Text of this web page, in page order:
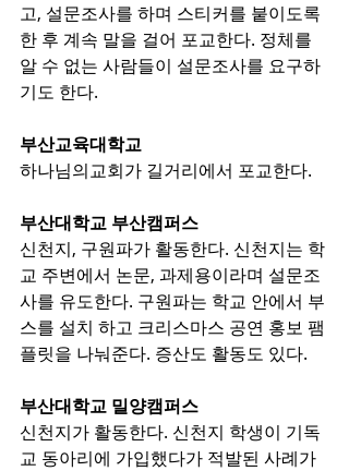
고, 설문조사를 하며 스티커를 붙이도록
한 후 계속 말을 걸어 포교한다. 정체를
알 수 없는 사람들이 설문조사를 요구하
기도 한다.
부산교육대학교
하나님의교회가 길거리에서 포교한다.
부산대학교 부산캠퍼스
신천지, 구원파가 활동한다. 신천지는 학
교 주변에서 논문, 과제용이라며 설문조
사를 유도한다. 구원파는 학교 안에서 부
스를 설치 하고 크리스마스 공연 홍보 팸
플릿을 나눠준다. 증산도 활동도 있다.
부산대학교 밀양캠퍼스
신천지가 활동한다. 신천지 학생이 기독
교 동아리에 가입했다가 적발된 사례가